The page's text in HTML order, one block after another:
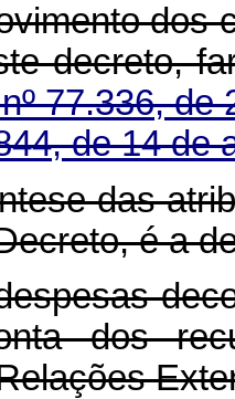
dos
decreto,
77.336,
de 14 de
das
é a
dos